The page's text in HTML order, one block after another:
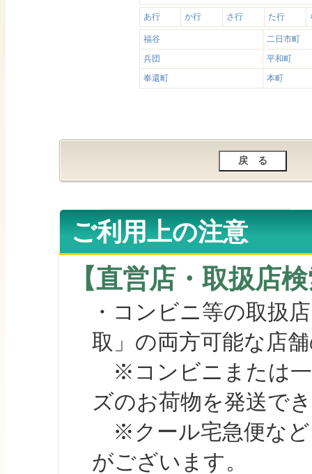
あ行 か行 さ行 た行
福谷
二日市町
兵団
平和町
奉還町
本町
ご利用上の注意
【直営店・取扱店
・コンビニ等の取扱
取」の両方可能な店
※コンビニまたは一
ズのお荷物を発送で
※クール宅急便など
がございます。